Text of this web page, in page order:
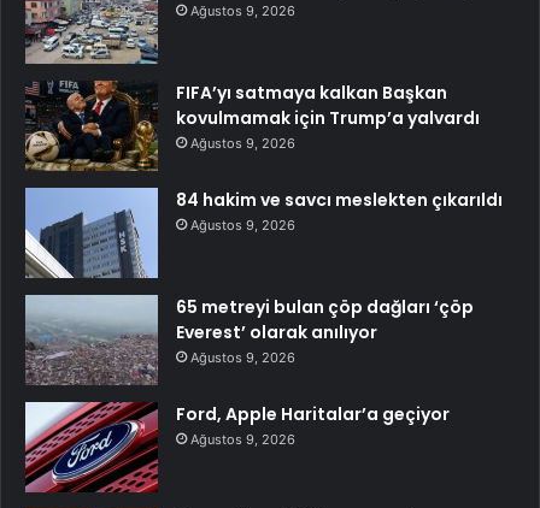
Ağustos 9, 2026
FIFA’yı satmaya kalkan Başkan
kovulmamak için Trump’a yalvardı
Ağustos 9, 2026
84 hakim ve savcı meslekten çıkarıldı
Ağustos 9, 2026
65 metreyi bulan çöp dağları ‘çöp
Everest’ olarak anılıyor
Ağustos 9, 2026
Ford, Apple Haritalar’a geçiyor
Ağustos 9, 2026